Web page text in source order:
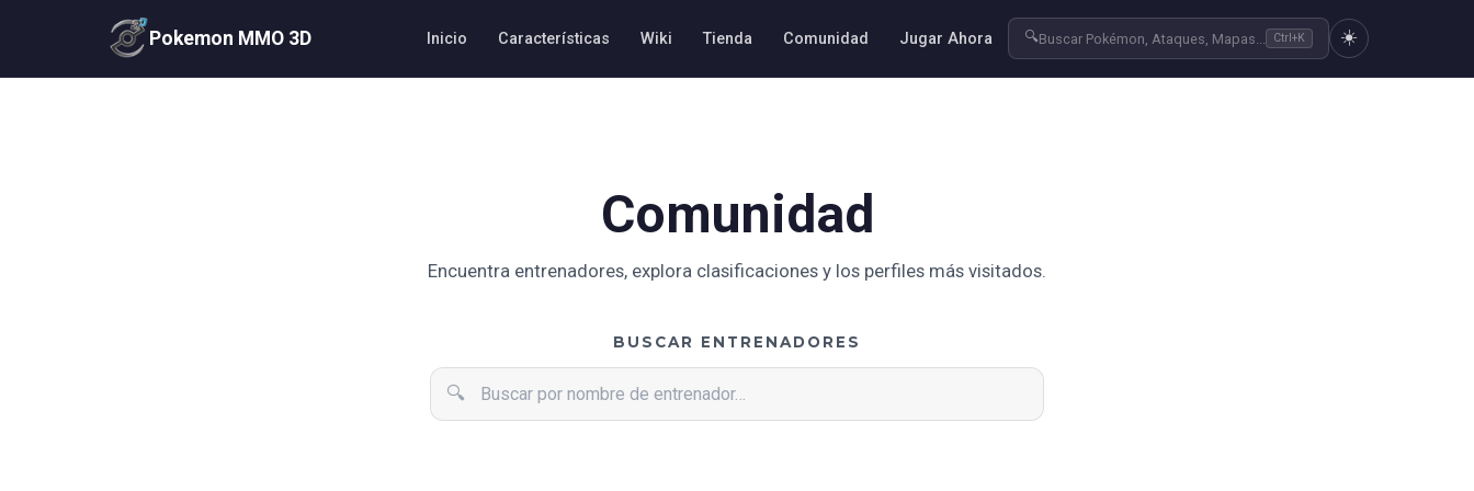
Pokemon MMO 3D Inicio Características Wiki Tienda Comunidad Jugar Ahora 🔍Buscar Pokémon, Ataques, Mapas... Ctrl+K ☀️
Comunidad
Encuentra entrenadores, explora clasificaciones y los perfiles más visitados.
BUSCAR ENTRENADORES
🔍